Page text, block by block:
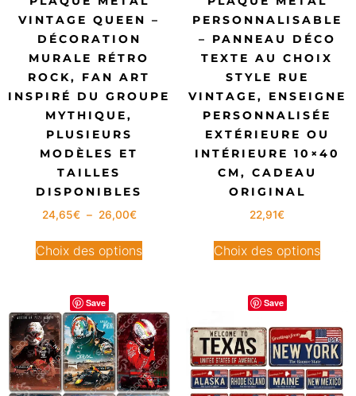
VINTAGE QUEEN –
DÉCORATION
MURALE RÉTRO
ROCK, FAN ART
INSPIRÉ DU GROUPE
MYTHIQUE,
PLUSIEURS
MODÈLES ET
TAILLES
DISPONIBLES
24,65€ – 26,00€
Choix des options
PERSONNALISABLE
– PANNEAU DÉCO
TEXTE AU CHOIX
STYLE RUE
VINTAGE, ENSEIGNE
PERSONNALISÉE
EXTÉRIEURE OU
INTÉRIEURE 10×40
CM, CADEAU
ORIGINAL
22,91€
Choix des options
Save Save